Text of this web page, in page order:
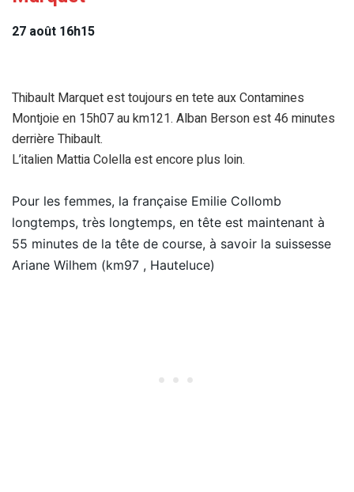
27 août 16h15
Thibault Marquet est toujours en tete aux Contamines
Montjoie en 15h07 au km121. Alban Berson est 46 minutes
derrière Thibault.
L’italien Mattia Colella est encore plus loin.
Pour les femmes, la française Emilie Collomb
longtemps, très longtemps, en tête est maintenant à
55 minutes de la tête de course, à savoir la suissesse
Ariane Wilhem (km97 , Hauteluce)